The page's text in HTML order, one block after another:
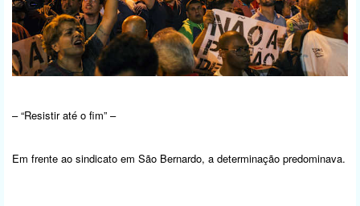
– “Resistir até o fim” –
Em frente ao sindicato em São Bernardo, a determinação predominava.